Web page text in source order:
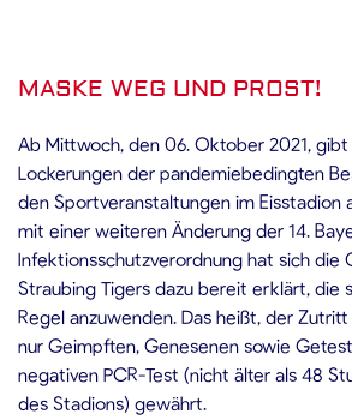
MASKE WEG UND PROST!
Ab Mittwoch, den 06. Oktober 2021,
Lockerungen der pandemiebedingten
den Sportveranstaltungen im Eisstadion
mit einer weiteren Änderung der 14.
Infektionsschutzverordnung hat sich die
Straubing Tigers dazu bereit erklärt, die
Regel anzuwenden. Das heißt, der
nur Geimpften, Genesenen sowie
negativen PCR-Test (nicht älter als 48
des Stadions) gewährt.